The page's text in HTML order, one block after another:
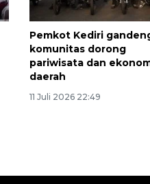
Pemkot Kediri
komunitas dorong
pariwisata dan
daerah
11 Juli 2026 22:49